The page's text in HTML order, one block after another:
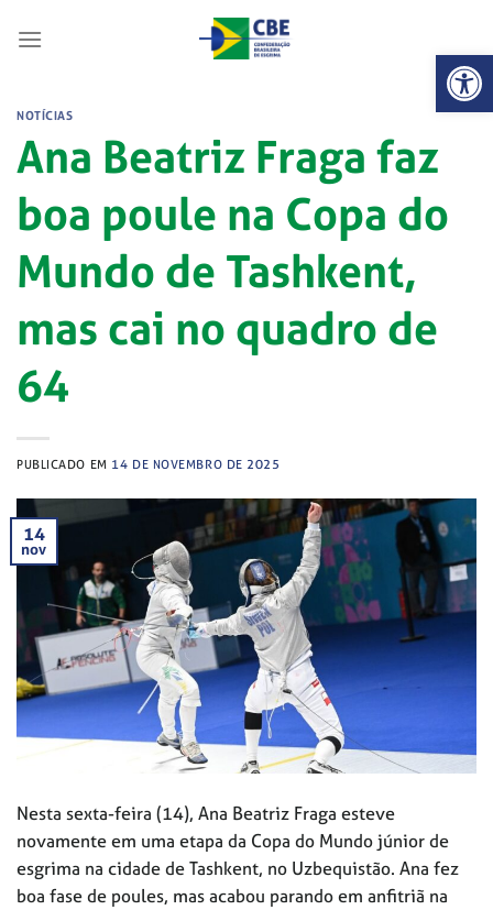
Abrir
NOTÍCIAS
Ana Beatriz Fraga faz
boa poule na Copa do
Mundo de Tashkent,
mas cai no quadro de
64
PUBLICADO EM 14 DE NOVEMBRO DE 2025
14
nov
Nesta sexta-feira (14), Ana Beatriz Fraga esteve
novamente em uma etapa da Copa do Mundo júnior de
esgrima na cidade de Tashkent, no Uzbequistão. Ana fez
boa fase de poules, mas acabou parando em anfitriã na